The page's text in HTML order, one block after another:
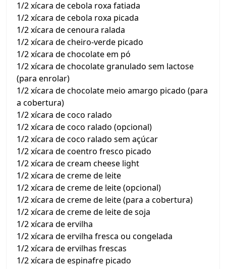
1/2 xícara de cebola roxa fatiada
1/2 xícara de cebola roxa picada
1/2 xícara de cenoura ralada
1/2 xícara de cheiro-verde picado
1/2 xícara de chocolate em pó
1/2 xícara de chocolate granulado sem lactose
(para enrolar)
1/2 xícara de chocolate meio amargo picado (para
a cobertura)
1/2 xícara de coco ralado
1/2 xícara de coco ralado (opcional)
1/2 xícara de coco ralado sem açúcar
1/2 xícara de coentro fresco picado
1/2 xícara de cream cheese light
1/2 xícara de creme de leite
1/2 xícara de creme de leite (opcional)
1/2 xícara de creme de leite (para a cobertura)
1/2 xícara de creme de leite de soja
1/2 xícara de ervilha
1/2 xícara de ervilha fresca ou congelada
1/2 xícara de ervilhas frescas
1/2 xícara de espinafre picado